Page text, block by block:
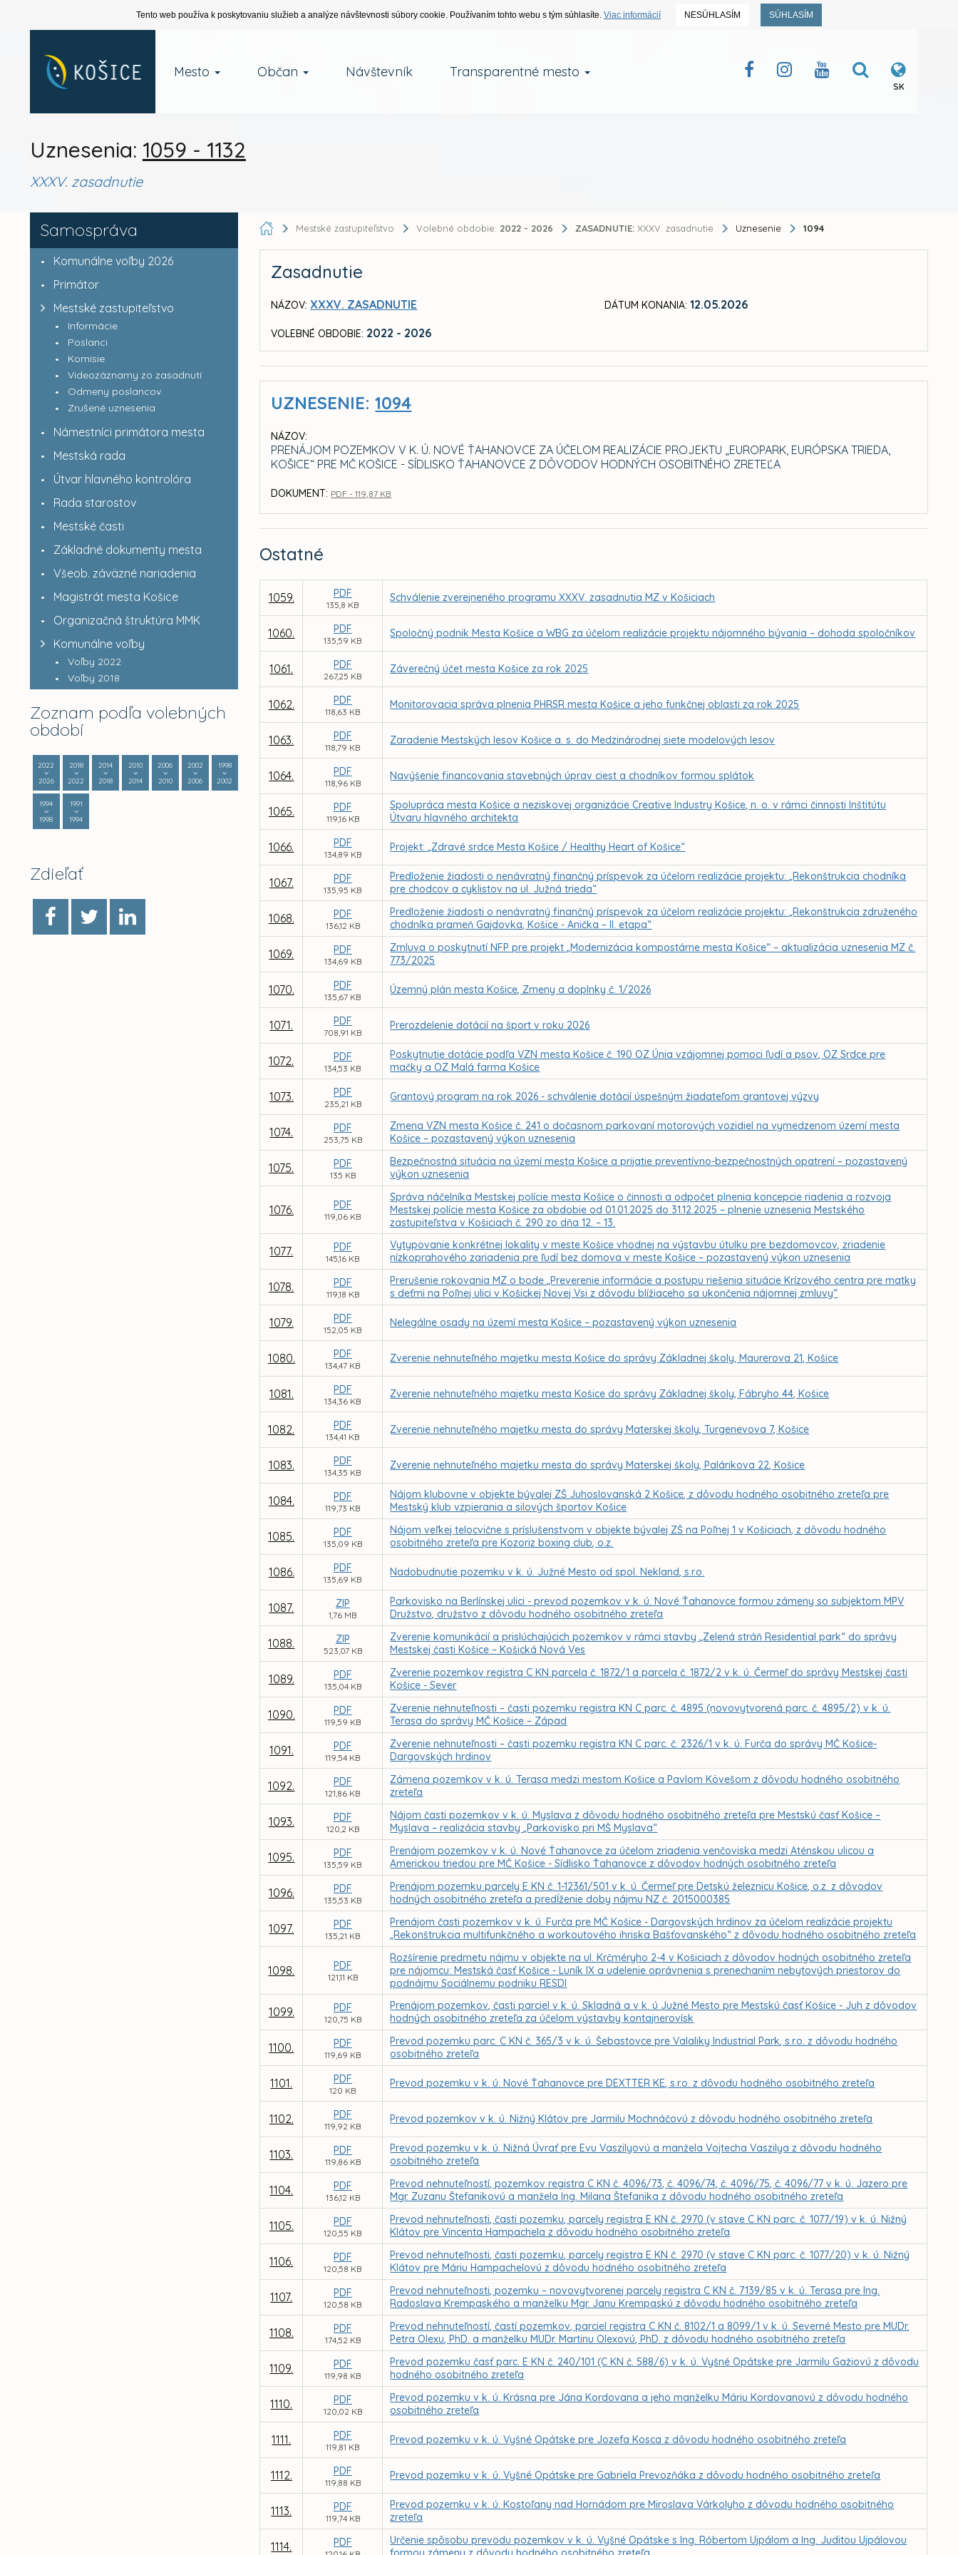
Tento web používa k poskytovaniu služieb a analýze návštevnosti súbory cookie. Používaním tohto webu s tým súhlasíte. Viac informácií NESÚHLASÍM SÚHLASÍM
Mesto Občan Návštevník Transparentné mesto
SK
Uznesenia: 1059 - 1132
XXXV. zasadnutie
Samospráva
Komunálne voľby 2026
Primátor
Mestské zastupiteľstvo
Informácie
Poslanci
Komisie
Videozáznamy zo zasadnutí
Odmeny poslancov
Zrušené uznesenia
Námestníci primátora mesta
Mestská rada
Útvar hlavného kontrolóra
Rada starostov
Mestské časti
Základné dokumenty mesta
Všeob. záväzné nariadenia
Magistrát mesta Košice
Organizačná štruktúra MMK
Komunálne voľby
Voľby 2022
Voľby 2018
Zoznam podľa volebných
období
2022
2026
2018
2022
2014
2018
2010
2014
2006
2010
2002
2006
1998
2002
1994
1998
1991
1994
Zdieľať
Mestské zastupiteľstvo Volebné obdobie: 2022 - 2026 ZASADNUTIE: XXXV. zasadnutie Uznesenie 1094
Zasadnutie
NÁZOV: XXXV. ZASADNUTIE
VOLEBNÉ OBDOBIE: 2022 - 2026
DÁTUM KONANIA: 12.05.2026
UZNESENIE:1094
NÁZOV:
PRENÁJOM POZEMKOV V K. Ú. NOVÉ ŤAHANOVCE ZA ÚČELOM REALIZÁCIE PROJEKTU „EUROPARK, EURÓPSKA TRIEDA,
KOŠICE“ PRE MČ KOŠICE - SÍDLISKO ŤAHANOVCE Z DÔVODOV HODNÝCH OSOBITNÉHO ZRETEĽA
DOKUMENT: PDF - 119,87 KB
Ostatné
1059. PDF
135,8 KB
Schválenie zverejneného programu XXXV. zasadnutia MZ v Košiciach
1060. PDF
135,59 KB
Spoločný podnik Mesta Košice a WBG za účelom realizácie projektu nájomného bývania – dohoda spoločníkov
1061. PDF
267,25 KB
Záverečný účet mesta Košice za rok 2025
1062. PDF
118,63 KB
Monitorovacia správa plnenia PHRSR mesta Košice a jeho funkčnej oblasti za rok 2025
1063. PDF
118,79 KB
Zaradenie Mestských lesov Košice a. s. do Medzinárodnej siete modelových lesov
1064. PDF
118,96 KB
Navýšenie financovania stavebných úprav ciest a chodníkov formou splátok
1065. PDF
119,16 KB
Spolupráca mesta Košice a neziskovej organizácie Creative Industry Košice, n. o. v rámci činnosti Inštitútu
Útvaru hlavného architekta
1066. PDF
134,89 KB
Projekt: „Zdravé srdce Mesta Košice / Healthy Heart of Košice“
1067. PDF
135,95 KB
Predloženie žiadosti o nenávratný finančný príspevok za účelom realizácie projektu: „Rekonštrukcia chodníka
pre chodcov a cyklistov na ul. Južná trieda“
1068. PDF
136,12 KB
Predloženie žiadosti o nenávratný finančný príspevok za účelom realizácie projektu: „Rekonštrukcia združeného
chodníka prameň Gajdovka, Košice - Anička – II. etapa“
1069. PDF
134,69 KB
Zmluva o poskytnutí NFP pre projekt „Modernizácia kompostárne mesta Košice“ – aktualizácia uznesenia MZ č.
773/2025
1070. PDF
135,67 KB
Územný plán mesta Košice, Zmeny a doplnky č. 1/2026
1071. PDF
708,91 KB
Prerozdelenie dotácií na šport v roku 2026
1072. PDF
134,53 KB
Poskytnutie dotácie podľa VZN mesta Košice č. 190 OZ Únia vzájomnej pomoci ľudí a psov, OZ Srdce pre
mačky a OZ Malá farma Košice
1073. PDF
235,21 KB
Grantový program na rok 2026 - schválenie dotácií úspešným žiadateľom grantovej výzvy
1074. PDF
253,75 KB
Zmena VZN mesta Košice č. 241 o dočasnom parkovaní motorových vozidiel na vymedzenom území mesta
Košice – pozastavený výkon uznesenia
1075. PDF
135 KB
Bezpečnostná situácia na území mesta Košice a prijatie preventívno-bezpečnostných opatrení – pozastavený
výkon uznesenia
1076. PDF
119,06 KB
Správa náčelníka Mestskej polície mesta Košice o činnosti a odpočet plnenia koncepcie riadenia a rozvoja
Mestskej polície mesta Košice za obdobie od 01.01.2025 do 31.12.2025 – plnenie uznesenia Mestského
zastupiteľstva v Košiciach č. 290 zo dňa 12. – 13.
1077. PDF
145,16 KB
Vytypovanie konkrétnej lokality v meste Košice vhodnej na výstavbu útulku pre bezdomovcov, zriadenie
nízkoprahového zariadenia pre ľudí bez domova v meste Košice – pozastavený výkon uznesenia
1078. PDF
119,18 KB
Prerušenie rokovania MZ o bode „Preverenie informácie a postupu riešenia situácie Krízového centra pre matky
s deťmi na Poľnej ulici v Košickej Novej Vsi z dôvodu blížiaceho sa ukončenia nájomnej zmluvy“
1079. PDF
152,05 KB
Nelegálne osady na území mesta Košice – pozastavený výkon uznesenia
1080. PDF
134,47 KB
Zverenie nehnuteľného majetku mesta Košice do správy Základnej školy, Maurerova 21, Košice
1081. PDF
134,36 KB
Zverenie nehnuteľného majetku mesta Košice do správy Základnej školy, Fábryho 44, Košice
1082. PDF
134,41 KB
Zverenie nehnuteľného majetku mesta do správy Materskej školy, Turgenevova 7, Košice
1083. PDF
134,35 KB
Zverenie nehnuteľného majetku mesta do správy Materskej školy, Palárikova 22, Košice
1084. PDF
119,73 KB
Nájom klubovne v objekte bývalej ZŠ Juhoslovanská 2 Košice, z dôvodu hodného osobitného zreteľa pre
Mestský klub vzpierania a silových športov Košice
1085. PDF
135,09 KB
Nájom veľkej telocvične s príslušenstvom v objekte bývalej ZŠ na Poľnej 1 v Košiciach, z dôvodu hodného
osobitného zreteľa pre Kozoriz boxing club, o.z.
1086. PDF
135,69 KB
Nadobudnutie pozemku v k. ú. Južné Mesto od spol. Nekland, s.r.o.
1087. ZIP
1,76 MB
Parkovisko na Berlínskej ulici - prevod pozemkov v k. ú. Nové Ťahanovce formou zámeny so subjektom MPV
Družstvo, družstvo z dôvodu hodného osobitného zreteľa
1088. ZIP
523,07 KB
Zverenie komunikácií a prislúchajúcich pozemkov v rámci stavby „Zelená stráň Residential park“ do správy
Mestskej časti Košice – Košická Nová Ves
1089. PDF
135,04 KB
Zverenie pozemkov registra C KN parcela č. 1872/1 a parcela č. 1872/2 v k. ú. Čermeľ do správy Mestskej časti
Košice - Sever
1090. PDF
119,59 KB
Zverenie nehnuteľnosti – časti pozemku registra KN C parc. č. 4895 (novovytvorená parc. č. 4895/2) v k. ú.
Terasa do správy MČ Košice – Západ
1091. PDF
119,54 KB
Zverenie nehnuteľnosti – časti pozemku registra KN C parc. č. 2326/1 v k. ú. Furča do správy MČ Košice-
Dargovských hrdinov
1092. PDF
121,86 KB
Zámena pozemkov v k. ú. Terasa medzi mestom Košice a Pavlom Kövešom z dôvodu hodného osobitného
zreteľa
1093. PDF
120,2 KB
Nájom časti pozemkov v k. ú. Myslava z dôvodu hodného osobitného zreteľa pre Mestskú časť Košice –
Myslava – realizácia stavby „Parkovisko pri MŠ Myslava“
1095. PDF
135,59 KB
Prenájom pozemkov v k. ú. Nové Ťahanovce za účelom zriadenia venčoviska medzi Aténskou ulicou a
Americkou triedou pre MČ Košice - Sídlisko Ťahanovce z dôvodov hodných osobitného zreteľa
1096. PDF
135,53 KB
Prenájom pozemku parcely E KN č. 1-12361/501 v k. ú. Čermeľ pre Detskú železnicu Košice, o.z. z dôvodov
hodných osobitného zreteľa a predĺženie doby nájmu NZ č. 2015000385
1097. PDF
135,21 KB
Prenájom časti pozemkov v k. ú. Furča pre MČ Košice - Dargovských hrdinov za účelom realizácie projektu
„Rekonštrukcia multifunkčného a workoutového ihriska Bašťovanského“ z dôvodu hodného osobitného zreteľa
1098. PDF
121,11 KB
Rozšírenie predmetu nájmu v objekte na ul. Krčméryho 2-4 v Košiciach z dôvodov hodných osobitného zreteľa
pre nájomcu: Mestská časť Košice - Luník IX a udelenie oprávnenia s prenechaním nebytových priestorov do
podnájmu Sociálnemu podniku RESDI
1099. PDF
120,75 KB
Prenájom pozemkov, časti parciel v k. ú. Skladná a v k. ú Južné Mesto pre Mestskú časť Košice - Juh z dôvodov
hodných osobitného zreteľa za účelom výstavby kontajnerovísk
1100. PDF
119,69 KB
Prevod pozemku parc. C KN č. 365/3 v k. ú. Šebastovce pre Valaliky Industrial Park, s.r.o. z dôvodu hodného
osobitného zreteľa
1101. PDF
120 KB
Prevod pozemku v k. ú. Nové Ťahanovce pre DEXTTER KE, s.r.o. z dôvodu hodného osobitného zreteľa
1102. PDF
119,92 KB
Prevod pozemkov v k. ú. Nižný Klátov pre Jarmilu Mochnáčovú z dôvodu hodného osobitného zreteľa
1103. PDF
119,86 KB
Prevod pozemku v k. ú. Nižná Úvrať pre Evu Vaszilyovú a manžela Vojtecha Vaszilya z dôvodu hodného
osobitného zreteľa
1104. PDF
136,12 KB
Prevod nehnuteľností, pozemkov registra C KN č. 4096/73, č. 4096/74, č. 4096/75, č. 4096/77 v k. ú. Jazero pre
Mgr. Zuzanu Štefanikovú a manžela Ing. Milana Štefanika z dôvodu hodného osobitného zreteľa
1105. PDF
120,55 KB
Prevod nehnuteľnosti, časti pozemku, parcely registra E KN č. 2970 (v stave C KN parc. č. 1077/19) v k. ú. Nižný
Klátov pre Vincenta Hampachela z dôvodu hodného osobitného zreteľa
1106. PDF
120,58 KB
Prevod nehnuteľnosti, časti pozemku, parcely registra E KN č. 2970 (v stave C KN parc. č. 1077/20) v k. ú. Nižný
Klátov pre Máriu Hampachelovú z dôvodu hodného osobitného zreteľa
1107. PDF
120,58 KB
Prevod nehnuteľnosti, pozemku – novovytvorenej parcely registra C KN č. 7139/85 v k. ú. Terasa pre Ing.
Radoslava Krempaského a manželku Mgr. Janu Krempaskú z dôvodu hodného osobitného zreteľa
1108. PDF
174,52 KB
Prevod nehnuteľností, častí pozemkov, parciel registra C KN č. 8102/1 a 8099/1 v k. ú. Severné Mesto pre MUDr.
Petra Olexu, PhD. a manželku MUDr. Martinu Olexovú, PhD. z dôvodu hodného osobitného zreteľa
1109. PDF
119,98 KB
Prevod pozemku časť parc. E KN č. 240/101 (C KN č. 588/6) v k. ú. Vyšné Opátske pre Jarmilu Gažiovú z dôvodu
hodného osobitného zreteľa
1110. PDF
120,02 KB
Prevod pozemku v k. ú. Krásna pre Jána Kordovana a jeho manželku Máriu Kordovanovú z dôvodu hodného
osobitného zreteľa
1111. PDF
119,81 KB
Prevod pozemku v k. ú. Vyšné Opátske pre Jozefa Kosca z dôvodu hodného osobitného zreteľa
1112. PDF
119,88 KB
Prevod pozemku v k. ú. Vyšné Opátske pre Gabriela Prevozňáka z dôvodu hodného osobitného zreteľa
1113. PDF
119,74 KB
Prevod pozemku v k. ú. Kostoľany nad Hornádom pre Miroslava Várkolyho z dôvodu hodného osobitného
zreteľa
1114. PDF
Určenie spôsobu prevodu pozemkov v k. ú. Vyšné Opátske s Ing. Róbertom Ujpálom a Ing. Juditou Ujpálovou